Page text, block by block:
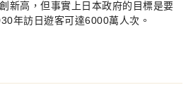
新高，但事實上日本政府的目標是要
年訪日遊客可達6000萬人次。